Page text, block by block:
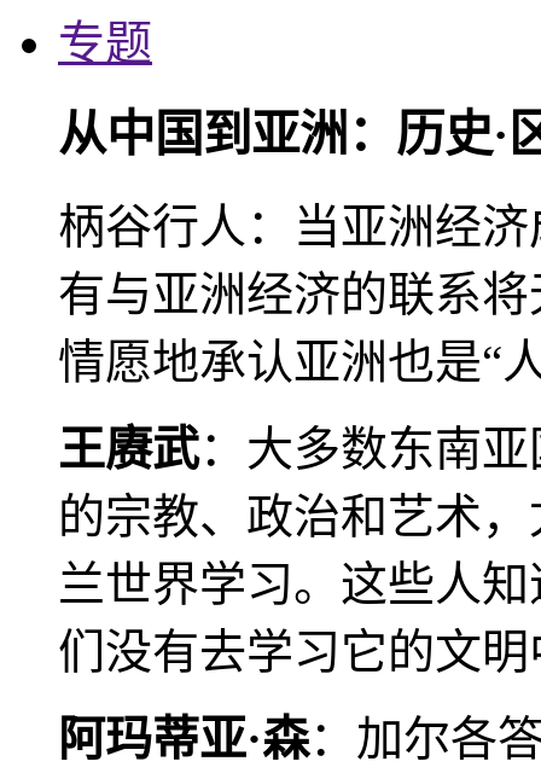
专题
从中国到亚洲：历史·
柄谷行人：当亚洲经
有与亚洲经济的联系
情愿地承认亚洲也是“
王赓武：大多数东南
的宗教、政治和艺术
兰世界学习。这些人
们没有去学习它的文
阿玛蒂亚·森：加尔各